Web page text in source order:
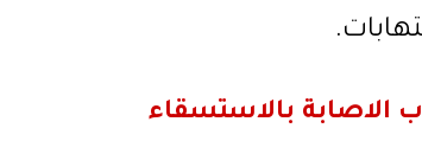
الاصابة بالاستسقاء